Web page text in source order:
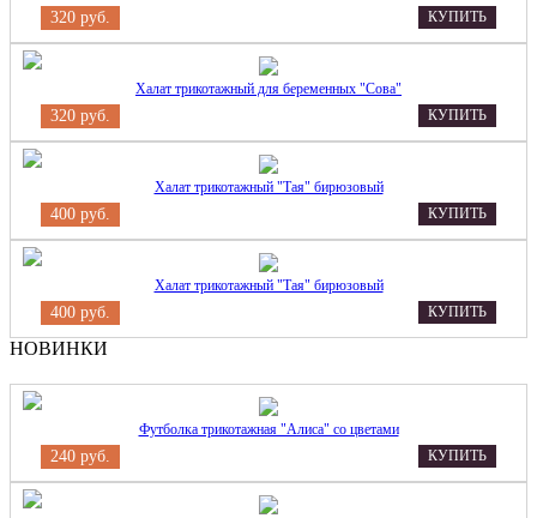
320 руб. КУПИТЬ
Халат трикотажный для беременных "Сова"
320 руб. КУПИТЬ
Халат трикотажный "Тая" бирюзовый
400 руб. КУПИТЬ
Халат трикотажный "Тая" бирюзовый
400 руб. КУПИТЬ
НОВИНКИ
Футболка трикотажная "Алиса" со цветами
240 руб. КУПИТЬ